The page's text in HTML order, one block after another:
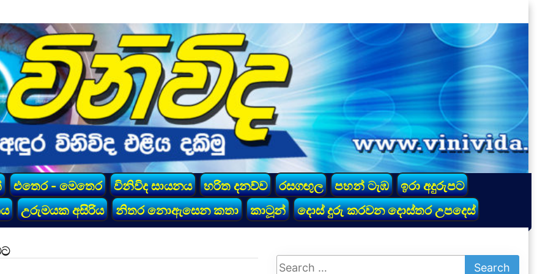
එතෙර - මෙතෙර විනිවිද සායනය හරිත දනව්ව රසගඟුල පහන් ටැඹ
ඉරා අදුරුපට
උරුමයක අසිරිය නිතර නොඇසෙන කතා කාටූන් දොස් දුරු කරවන දොස්තර උපදෙස්